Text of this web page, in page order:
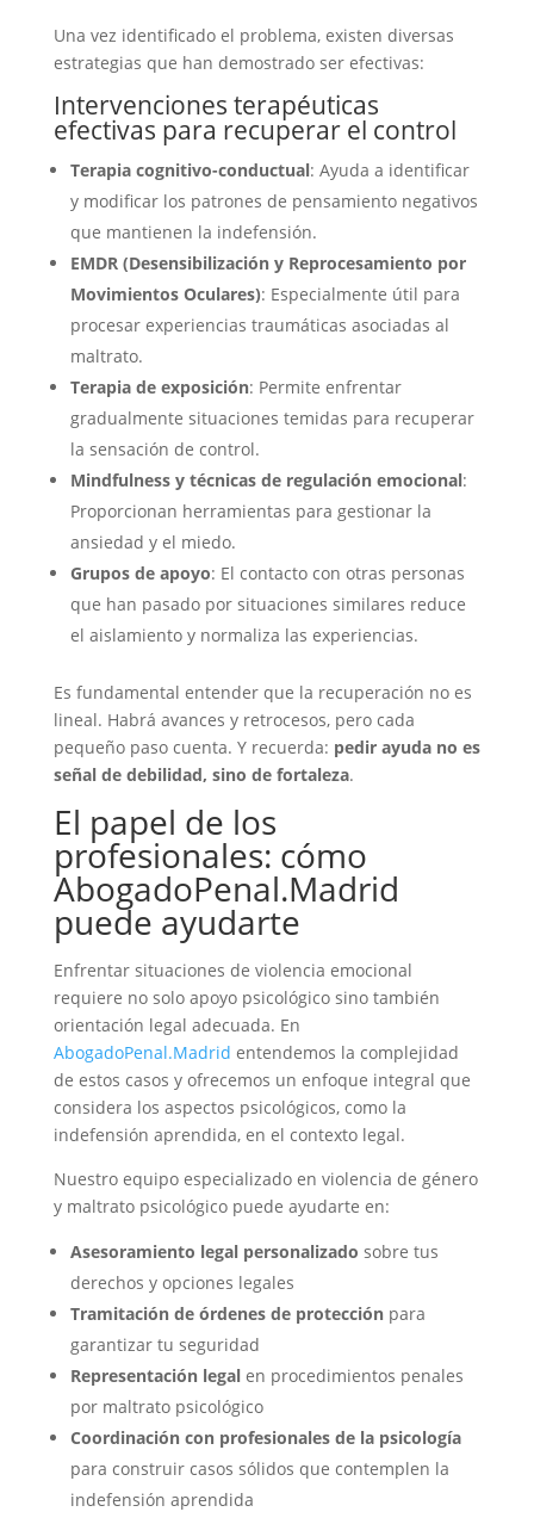
Una vez identificado el problema, existen diversas
estrategias que han demostrado ser efectivas:
Intervenciones terapéuticas
efectivas para recuperar el control
Terapia cognitivo-conductual: Ayuda a identificar
y modificar los patrones de pensamiento negativos
que mantienen la indefensión.
EMDR (Desensibilización y Reprocesamiento por
Movimientos Oculares): Especialmente útil para
procesar experiencias traumáticas asociadas al
maltrato.
Terapia de exposición: Permite enfrentar
gradualmente situaciones temidas para recuperar
la sensación de control.
Mindfulness y técnicas de regulación emocional:
Proporcionan herramientas para gestionar la
ansiedad y el miedo.
Grupos de apoyo: El contacto con otras personas
que han pasado por situaciones similares reduce
el aislamiento y normaliza las experiencias.
Es fundamental entender que la recuperación no es
lineal. Habrá avances y retrocesos, pero cada
pequeño paso cuenta. Y recuerda: pedir ayuda no es
señal de debilidad, sino de fortaleza.
El papel de los
profesionales: cómo
AbogadoPenal.Madrid
puede ayudarte
Enfrentar situaciones de violencia emocional
requiere no solo apoyo psicológico sino también
orientación legal adecuada. En
AbogadoPenal.Madrid entendemos la complejidad
de estos casos y ofrecemos un enfoque integral que
considera los aspectos psicológicos, como la
indefensión aprendida, en el contexto legal.
Nuestro equipo especializado en violencia de género
y maltrato psicológico puede ayudarte en:
Asesoramiento legal personalizado sobre tus
derechos y opciones legales
Tramitación de órdenes de protecciónpara
garantizar tu seguridad
Representación legalen procedimientos penales
por maltrato psicológico
Coordinación con profesionales de la psicología
para construir casos sólidos que contemplen la
indefensión aprendida